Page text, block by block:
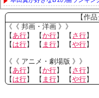
Powered by livedoor 相互RSS
【作
《《 邦画・洋画 》》
【あ行】 【か行】 【さ行】
【は行】 【 ま行】 【や行】
《《 アニメ・劇場版 》》
【あ行】 【か行】 【さ行】
【は行】 【 ま行】 【や行】